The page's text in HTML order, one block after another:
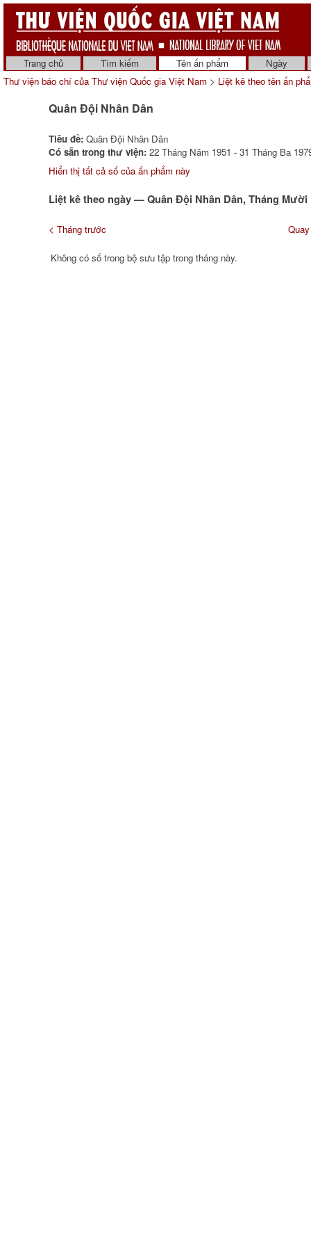
Trang chủ Tìm kiếm Tên ấn phẩm
Ngày
Thư viện báo chí của Thư viện Quốc gia Việt Nam > Liệt kê theo tên ấn
Quân Đội Nhân Dân
Tiêu đề: Quân Đội Nhân Dân
Có sẵn trong thư viện: 22 Tháng Năm 1951 - 31 Tháng Ba
Hiển thị tất cả số của ấn phẩm này
Liệt kê theo ngày — Quân Đội Nhân Dân, Tháng Mười
< Tháng trước
Không có số trong bộ sưu tập trong tháng này.